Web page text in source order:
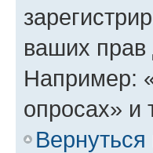
ваших прав
Например:
опросах» и
Вернуться